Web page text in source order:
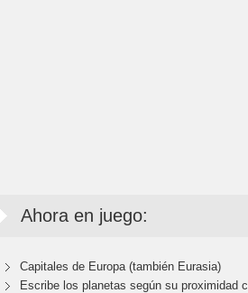
Ahora en juego:
Capitales de Europa (también Eurasia)
Escribe los planetas según su proximidad